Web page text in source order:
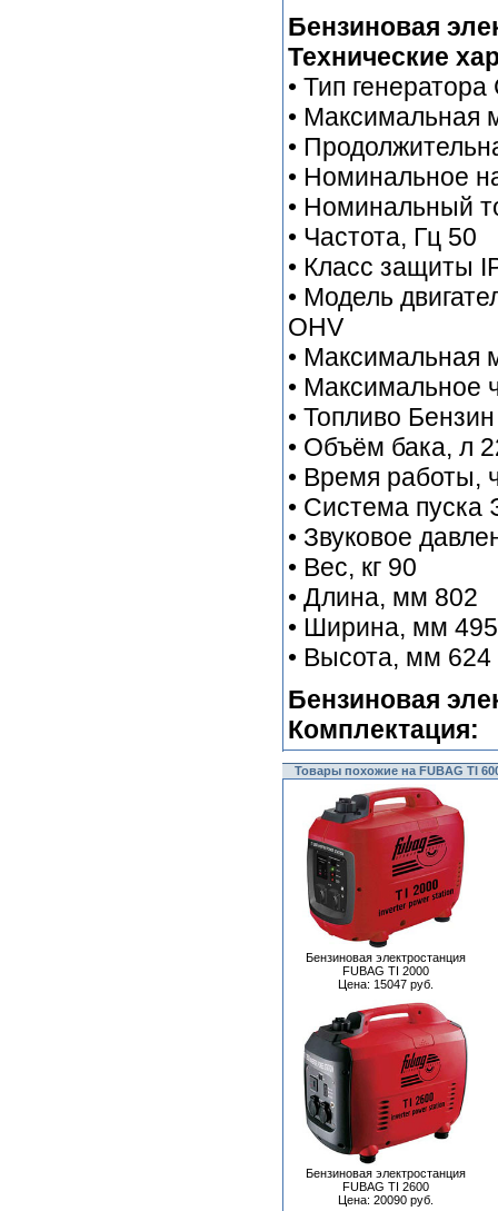
Бензиновая
Технические
• Тип
• Максимальная
•
• Номинальное
• Номинальный
• Частота, Гц 50
• Класс защиты
• Модель
OHV
• Максимальная
• Максимальное
• Топливо Бензин
• Объём бака, л
• Время работы,
• Система пуска
• Звуковое
• Вес, кг 90
• Длина, мм 802
• Ширина, мм 495
• Высота, мм 624
Бензиновая
Комплектация:
Товары похожие на FUBAG TI
Бензиновая электростанция
FUBAG TI 2000
Цена: 15047 руб.
Бензиновая электростанция
FUBAG TI 2600
Цена: 20090 руб.